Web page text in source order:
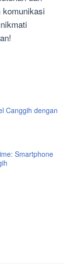
komunikasi
Canggih dengan
Smartphone